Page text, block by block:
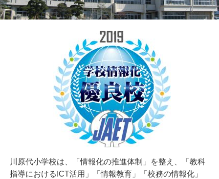
川原代小学校は、「情報化の推進体制」を整え、「教科
指導におけるICT活用」「情報教育」「校務の情報化」